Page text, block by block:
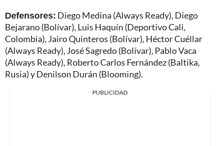
Defensores: Diego Medina (Always Ready), Diego
Bejarano (Bolívar), Luis Haquín (Deportivo Cali,
Colombia), Jairo Quinteros (Bolívar), Héctor Cuéllar
(Always Ready), José Sagredo (Bolívar), Pablo Vaca
(Always Ready), Roberto Carlos Fernández (Baltika,
Rusia) y Denilson Durán (Blooming).
PUBLICIDAD